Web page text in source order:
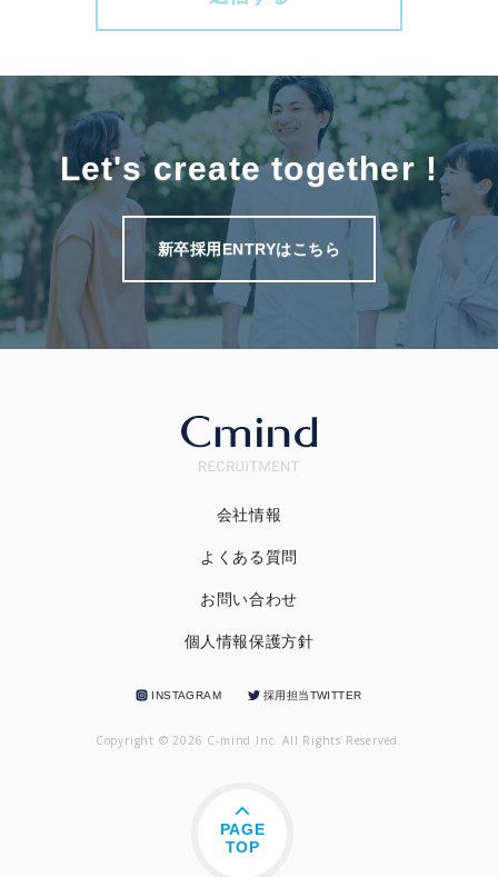
Let's create together !
新卒採用ENTRYはこちら
会社情報
よくある質問
お問い合わせ
個人情報保護方針
INSTAGRAM 採用担当TWITTER
Copyright © 2026 C-mind Inc. All Rights Reserved.
PAGE
TOP